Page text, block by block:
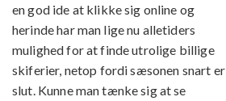
en god ide at klikke sig online og
herinde har man lige nu alletiders
mulighed for at finde utrolige billige
skiferier, netop fordi sæsonen snart er
slut. Kunne man tænke sig at se